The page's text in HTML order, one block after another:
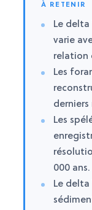
À RETENIR
Le delta
varie
relation
Les
derniers
Les
000 ans.
Le delta